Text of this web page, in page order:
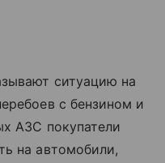
ситуацию на
с бензином и
АЗС покупатели
на автомобили,